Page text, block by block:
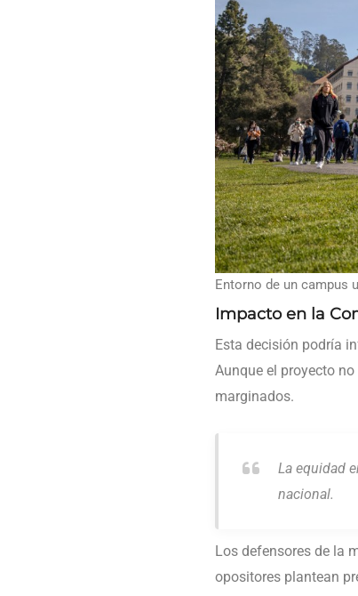
Entorno de un campus
Impacto en la
Esta decisión podría
Aunque el proyecto
marginados.
La equidad
nacional.
Los defensores de la
opositores plantean